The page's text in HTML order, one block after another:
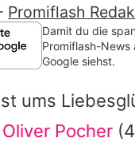
Promiflash
Damit du die
Promiflash-News
Google siehst.
ums
Oliver Pocher